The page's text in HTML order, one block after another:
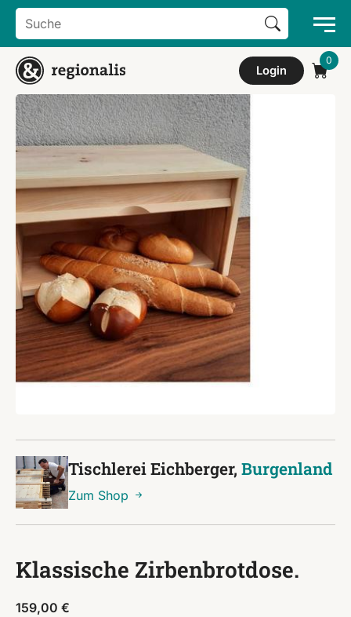
Search
for:
Search Button
Login
Tischlerei Eichberger, Burgenland
Zum Shop
Klassische Zirbenbrotdose.
159,00 €